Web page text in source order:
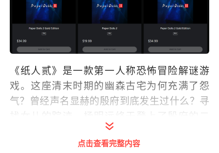
《纸人贰》是一款第一人称恐怖冒险解谜游
戏。这座清末时期的幽森古宅为何充满了怨
气？曾经声名显赫的殷府到底发生过什么？寻
楼，面对无处不在的亡魂他该如何抉择？ 埋藏
了百年的故事真相，等玩家亲自揭露。
点击查看完整内容